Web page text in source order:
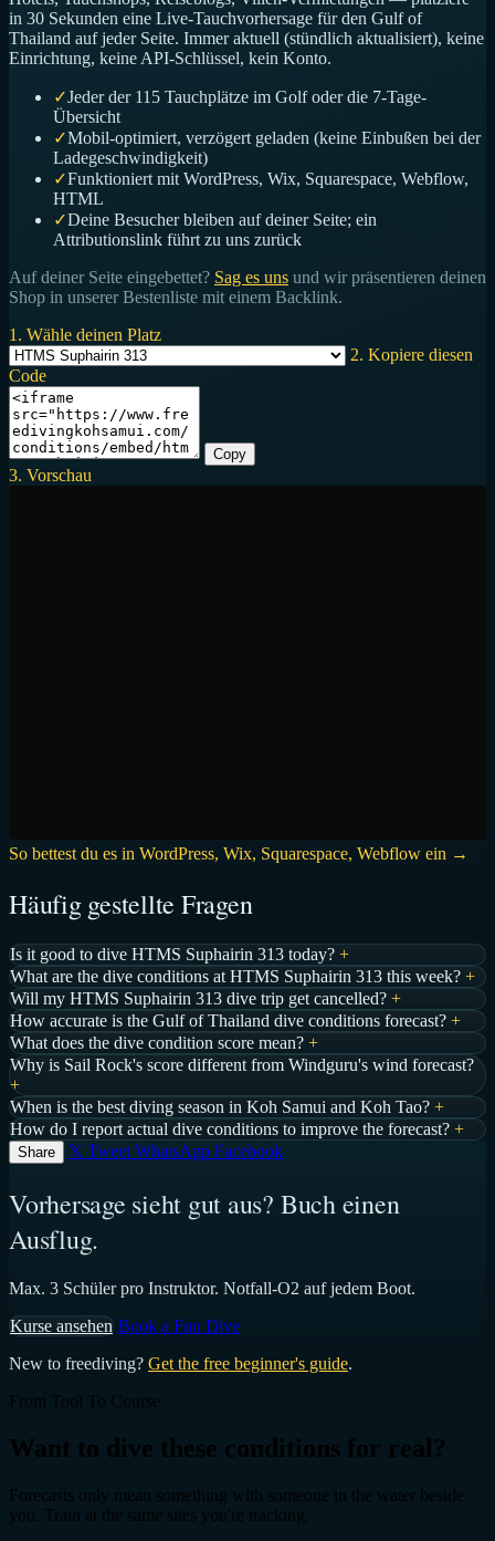
in 30 Sekunden eine Live-Tauchvorhersage für den Gulf of
Thailand auf jeder Seite. Immer aktuell (stündlich aktualisiert), keine
Einrichtung, keine API-Schlüssel, kein Konto.
✓Jeder der 115 Tauchplätze im Golf oder die 7-Tage-
Übersicht
✓Mobil-optimiert, verzögert geladen (keine Einbußen bei der
Ladegeschwindigkeit)
✓Funktioniert mit WordPress, Wix, Squarespace, Webflow,
HTML
✓Deine Besucher bleiben auf deiner Seite; ein
Attributionslink führt zu uns zurück
Auf deiner Seite eingebettet? Sag es uns und wir präsentieren deinen
Shop in unserer Bestenliste mit einem Backlink.
1. Wähle deinen Platz
2. Kopiere diesen
Code
Copy
3. Vorschau
So bettest du es in WordPress, Wix, Squarespace, Webflow ein →
Häufig gestellte Fragen
Is it good to dive HTMS Suphairin 313 today? +
What are the dive conditions at HTMS Suphairin 313 this week? +
Will my HTMS Suphairin 313 dive trip get cancelled? +
How accurate is the Gulf of Thailand dive conditions forecast? +
What does the dive condition score mean? +
Why is Sail Rock's score different from Windguru's wind forecast?
+
When is the best diving season in Koh Samui and Koh Tao? +
How do I report actual dive conditions to improve the forecast? +
Share 𝕏 Tweet WhatsApp Facebook
Vorhersage sieht gut aus? Buch einen
Ausflug.
Max. 3 Schüler pro Instruktor. Notfall-O2 auf jedem Boot.
Kurse ansehen Book a Fun Dive
New to freediving? Get the free beginner's guide.
From Tool To Course
Want to dive these conditions for real?
Forecasts only mean something with someone in the water beside
you. Train at the same sites you're tracking.